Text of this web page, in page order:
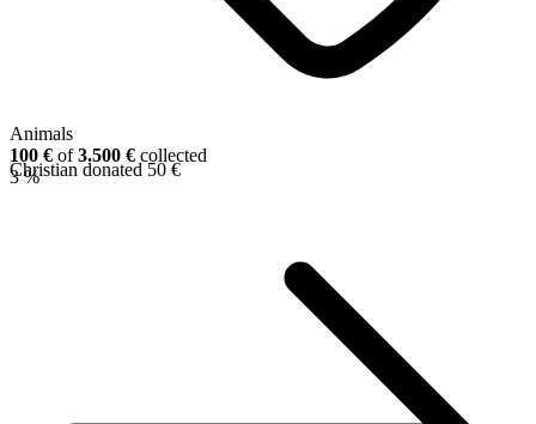
Animals
100 € of3.500 € collected
3 %
Christian donated 50 €